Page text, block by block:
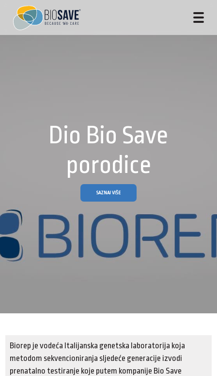
Dio Bio Save
porodice
SAZNAJ VIŠE
Biorep je vodeća Italijanska genetska laboratorija koja
metodom sekvencioniranja sljedeće generacije izvodi
prenatalno testiranje koje putem kompanije Bio Save